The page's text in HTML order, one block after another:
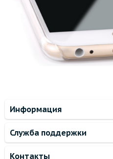
Информация
Служба поддержки
Контакты